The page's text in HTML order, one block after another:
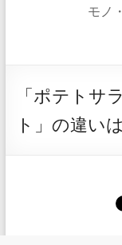
モノ
「ポテトサ
ト」の違い